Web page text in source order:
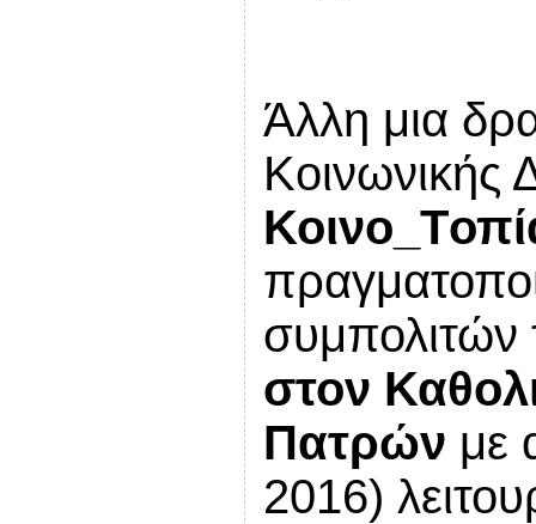
Άλλη μια
Κοινωνικής
Κοινο_ T
συμπολιτών
στον
Πατρών με
2016)